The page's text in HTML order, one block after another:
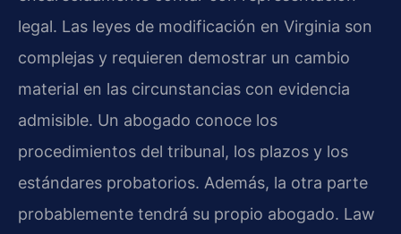
legal. Las leyes de modificación en Virginia son
complejas y requieren demostrar un cambio
material en las circunstancias con evidencia
admisible. Un abogado conoce los
procedimientos del tribunal, los plazos y los
estándares probatorios. Además, la otra parte
probablemente tendrá su propio abogado. Law